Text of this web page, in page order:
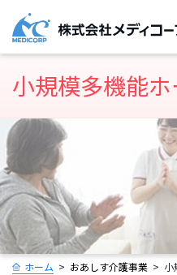
小規模多機能
ホーム おあしす介護事業 小